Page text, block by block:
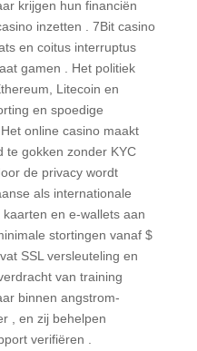
krijgen hun financiën
inzetten . 7Bit casino
en coitus interruptus
gamen . Het politiek
Litecoin en
en spoedige
online casino maakt
te gokken zonder KYC
de privacy wordt
als internationale
en e-wallets aan
stortingen vanaf $
SSL versleuteling en
van training
binnen angstrom-
, en zij behelpen
verifiëren .